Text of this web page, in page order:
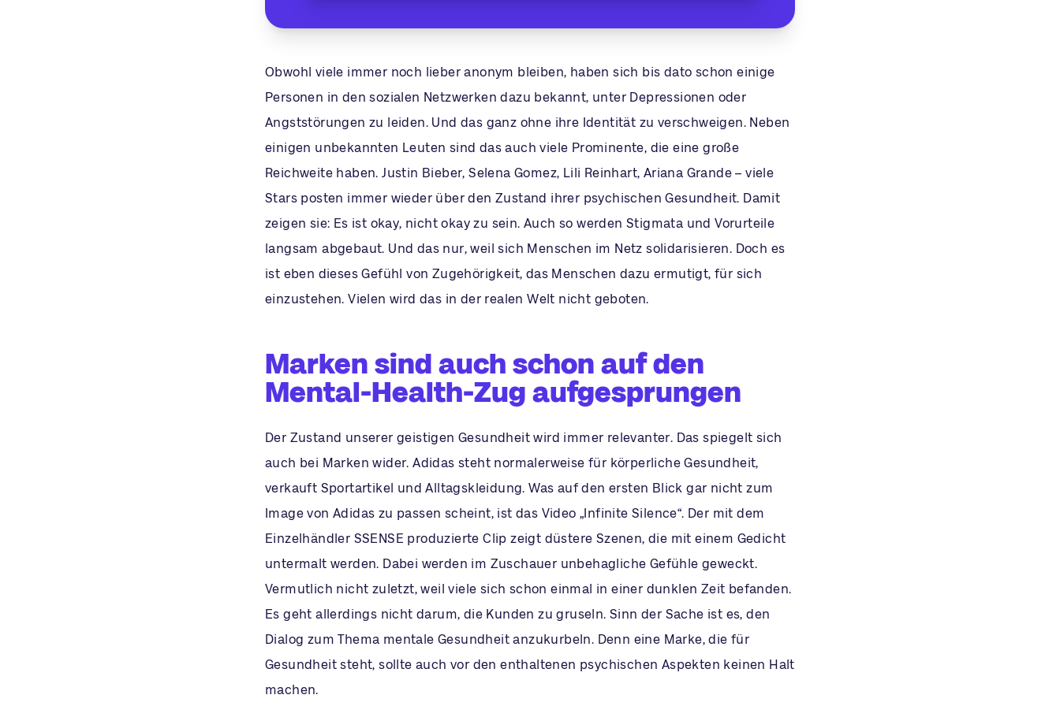
Obwohl viele immer noch lieber anonym bleiben, haben sich bis dato schon einige
Personen in den sozialen Netzwerken dazu bekannt, unter Depressionen oder
Angststörungen zu leiden. Und das ganz ohne ihre Identität zu verschweigen. Neben
einigen unbekannten Leuten sind das auch viele Prominente, die eine große
Reichweite haben. Justin Bieber, Selena Gomez, Lili Reinhart, Ariana Grande – viele
Stars posten immer wieder über den Zustand ihrer psychischen Gesundheit. Damit
zeigen sie: Es ist okay, nicht okay zu sein. Auch so werden Stigmata und Vorurteile
langsam abgebaut. Und das nur, weil sich Menschen im Netz solidarisieren. Doch es
ist eben dieses Gefühl von Zugehörigkeit, das Menschen dazu ermutigt, für sich
einzustehen. Vielen wird das in der realen Welt nicht geboten.
Marken sind auch schon auf den
Mental-Health-Zug aufgesprungen
Der Zustand unserer geistigen Gesundheit wird immer relevanter. Das spiegelt sich
auch bei Marken wider. Adidas steht normalerweise für körperliche Gesundheit,
verkauft Sportartikel und Alltagskleidung. Was auf den ersten Blick gar nicht zum
Image von Adidas zu passen scheint, ist das Video „Infinite Silence“. Der mit dem
Einzelhändler SSENSE produzierte Clip zeigt düstere Szenen, die mit einem Gedicht
untermalt werden. Dabei werden im Zuschauer unbehagliche Gefühle geweckt.
Vermutlich nicht zuletzt, weil viele sich schon einmal in einer dunklen Zeit befanden.
Es geht allerdings nicht darum, die Kunden zu gruseln. Sinn der Sache ist es, den
Dialog zum Thema mentale Gesundheit anzukurbeln. Denn eine Marke, die für
Gesundheit steht, sollte auch vor den enthaltenen psychischen Aspekten keinen Halt
machen.